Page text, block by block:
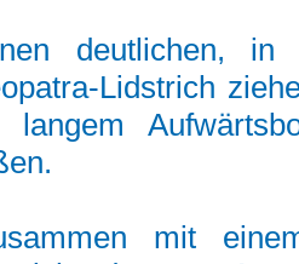
deutlichen, in
Lidstrich
langem
mit